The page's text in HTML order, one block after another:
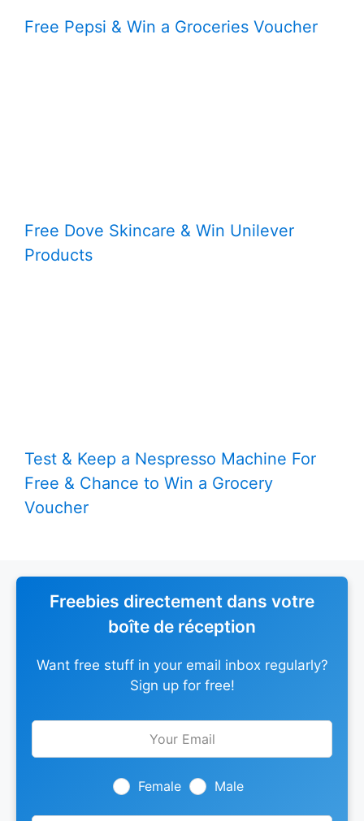
Free Pepsi & Win a Groceries Voucher
Free Dove Skincare & Win Unilever
Products
Test & Keep a Nespresso Machine For
Free & Chance to Win a Grocery
Voucher
Freebies directement dans votre
boîte de réception
Want free stuff in your email inbox regularly?
Sign up for free!
Leave
Female Male